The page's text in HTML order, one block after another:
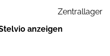
Zentrallager
anzeigen